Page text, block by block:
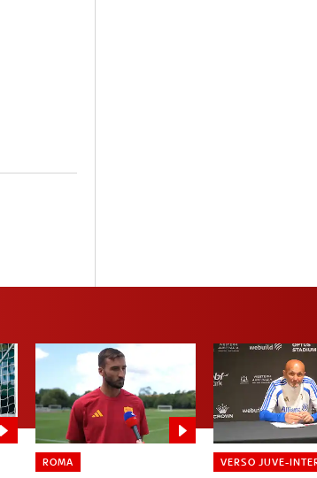
ROMA VERSO JUVE-